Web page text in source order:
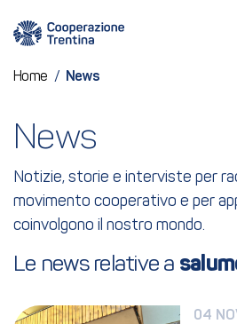
Home / News
News
Notizie, storie e interviste per
movimento cooperativo e per
coinvolgono il nostro mondo.
Le news relative a
04